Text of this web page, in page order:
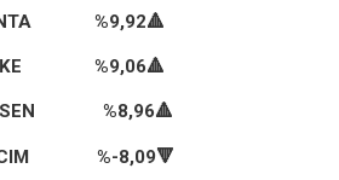
%9,92🔺
%9,06🔺
%8,96🔺
%-8,09🔻